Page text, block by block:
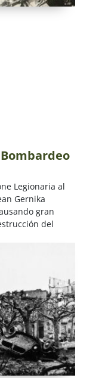
Legionaria al
Gernika
gran
del